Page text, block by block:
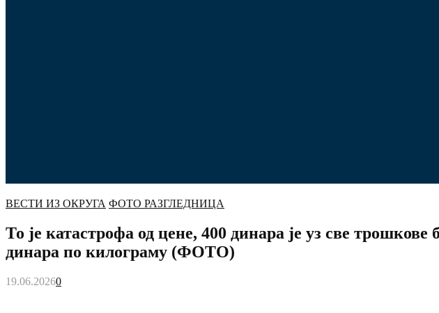
ВЕСТИ ИЗ ОКРУГА ФОТО РАЗГЛЕДНИЦА
То је катастрофа од цене, 400 динара је уз све
динара по килограму (ФОТО)
19.06.20260